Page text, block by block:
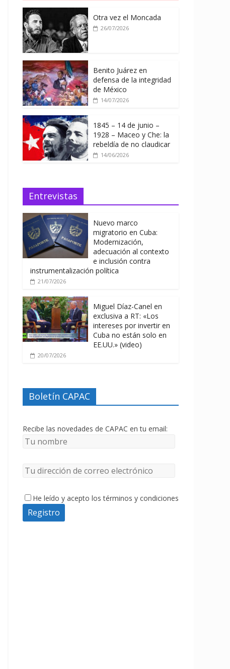
Otra vez el Moncada
26/07/2026
Benito Juárez en
defensa de la integridad
de México
14/07/2026
1845 – 14 de junio –
1928 – Maceo y Che: la
rebeldía de no claudicar
14/06/2026
Entrevistas
Nuevo marco
migratorio en Cuba:
Modernización,
adecuación al contexto
e inclusión contra
instrumentalización política
21/07/2026
Miguel Díaz-Canel en
exclusiva a RT: «Los
intereses por invertir en
Cuba no están solo en
EE.UU.» (video)
20/07/2026
Boletín CAPAC
Recibe las novedades de CAPAC en tu email:
He leído y acepto los términos y condiciones